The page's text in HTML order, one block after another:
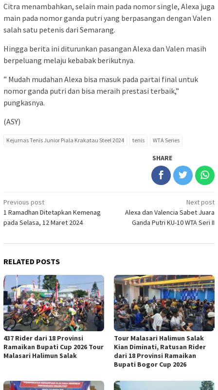
Citra menambahkan, selain main pada nomor single, Alexa juga
main pada nomor ganda putri yang berpasangan dengan Valen
salah satu petenis dari Semarang.
Hingga berita ini diturunkan pasangan Alexa dan Valen masih
berpeluang melaju kebabak berikutnya.
” Mudah mudahan Alexa bisa masuk pada partai final untuk
nomor ganda putri dan bisa meraih prestasi terbaik,”
pungkasnya.
(ASY)
Kejurnas Tenis Junior Piala Krakatau Steel 2024 tenis WTA Series
SHARE
Post
navigation
Previous post
1 Ramadhan Ditetapkan Kemenag
pada Selasa, 12 Maret 2024
Next post
Alexa dan Valencia Sabet Juara
Ganda Putri KU-10 WTA Seri II
RELATED POSTS
437 Rider dari 18 Provinsi
Ramaikan Bupati Cup 2026 Tour
Malasari Halimun Salak
Tour Malasari Halimun Salak
Kian Diminati, Ratusan Rider
dari 18 Provinsi Ramaikan
Bupati Bogor Cup 2026